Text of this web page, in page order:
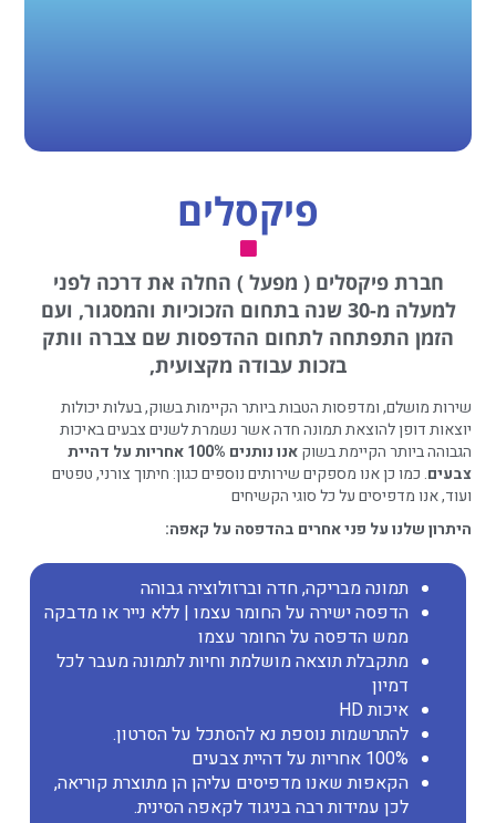
פיקסלים
חברת פיקסלים ( מפעל ) החלה את דרכה לפני
למעלה מ-30 שנה בתחום הזכוכיות והמסגור, ועם
הזמן התפתחה לתחום ההדפסות שם צברה וותק
בזכות עבודה מקצועית,
שירות מושלם, ומדפסות הטבות ביותר הקיימות בשוק, בעלות יכולות
יוצאות דופן להוצאת תמונה חדה אשר נשמרת לשנים צבעים באיכות
הגבוהה ביותר הקיימת בשוק
אנו נותנים 100% אחריות על דהיית
צבעים. כמו כן אנו מספקים שירותים נוספים כגון: חיתוך צורני, טפטים
ועוד, אנו מדפיסים על כל סוגי הקשיחים
היתרון שלנו על פני אחרים בהדפסה על קאפה:
תמונה מבריקה, חדה וברזולוציה גבוהה
הדפסה ישירה על החומר עצמו | ללא נייר או מדבקה
ממש הדפסה על החומר עצמו
מתקבלת תוצאה מושלמת וחיות לתמונה מעבר לכל
דמיון
איכות HD
להתרשמות נוספת נא להסתכל על הסרטון.
100% אחריות על דהיית צבעים
הקאפות שאנו מדפיסים עליהן הן מתוצרת קוריאה,
לכן עמידות רבה בניגוד לקאפה הסינית.